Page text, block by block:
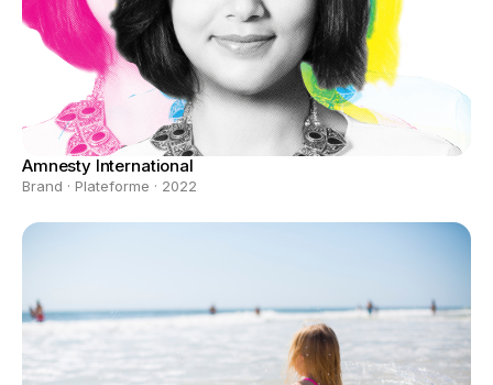
Amnesty International
Brand · Plateforme · 2022